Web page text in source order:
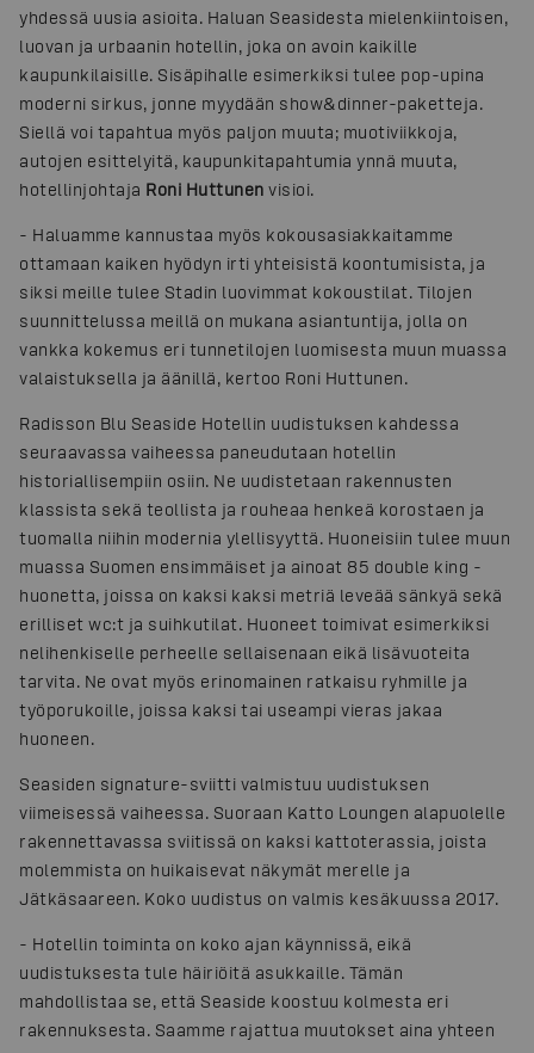
yhdessä uusia asioita. Haluan Seasidesta mielenkiintoisen,
luovan ja urbaanin hotellin, joka on avoin kaikille
kaupunkilaisille. Sisäpihalle esimerkiksi tulee pop-upina
moderni sirkus, jonne myydään show&dinner-paketteja.
Siellä voi tapahtua myös paljon muuta; muotiviikkoja,
autojen esittelyitä, kaupunkitapahtumia ynnä muuta,
hotellinjohtaja Roni Huttunen visioi.
- Haluamme kannustaa myös kokousasiakkaitamme
ottamaan kaiken hyödyn irti yhteisistä koontumisista, ja
siksi meille tulee Stadin luovimmat kokoustilat. Tilojen
suunnittelussa meillä on mukana asiantuntija, jolla on
vankka kokemus eri tunnetilojen luomisesta muun muassa
valaistuksella ja äänillä, kertoo Roni Huttunen.
Radisson Blu Seaside Hotellin uudistuksen kahdessa
seuraavassa vaiheessa paneudutaan hotellin
historiallisempiin osiin. Ne uudistetaan rakennusten
klassista sekä teollista ja rouheaa henkeä korostaen ja
tuomalla niihin modernia ylellisyyttä. Huoneisiin tulee muun
muassa Suomen ensimmäiset ja ainoat 85 double king -
huonetta, joissa on kaksi kaksi metriä leveää sänkyä sekä
erilliset wc:t ja suihkutilat. Huoneet toimivat esimerkiksi
nelihenkiselle perheelle sellaisenaan eikä lisävuoteita
tarvita. Ne ovat myös erinomainen ratkaisu ryhmille ja
työporukoille, joissa kaksi tai useampi vieras jakaa
huoneen.
Seasiden signature-sviitti valmistuu uudistuksen
viimeisessä vaiheessa. Suoraan Katto Loungen alapuolelle
rakennettavassa sviitissä on kaksi kattoterassia, joista
molemmista on huikaisevat näkymät merelle ja
Jätkäsaareen. Koko uudistus on valmis kesäkuussa 2017.
- Hotellin toiminta on koko ajan käynnissä, eikä
uudistuksesta tule häiriöitä asukkaille. Tämän
mahdollistaa se, että Seaside koostuu kolmesta eri
rakennuksesta. Saamme rajattua muutokset aina yhteen